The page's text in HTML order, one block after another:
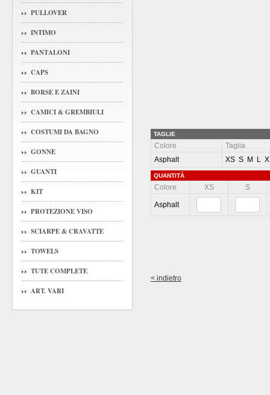
PULLOVER
INTIMO
PANTALONI
CAPS
BORSE E ZAINI
CAMICI & GREMBIULI
COSTUMI DA BAGNO
GONNE
GUANTI
KIT
PROTEZIONE VISO
SCIARPE & CRAVATTE
TOWELS
TUTE COMPLETE
ART. VARI
TAGLIE
Colore
Taglia
Asphalt
XS S M L
QUANTITÀ
Colore XS S
Asphalt
< indietro